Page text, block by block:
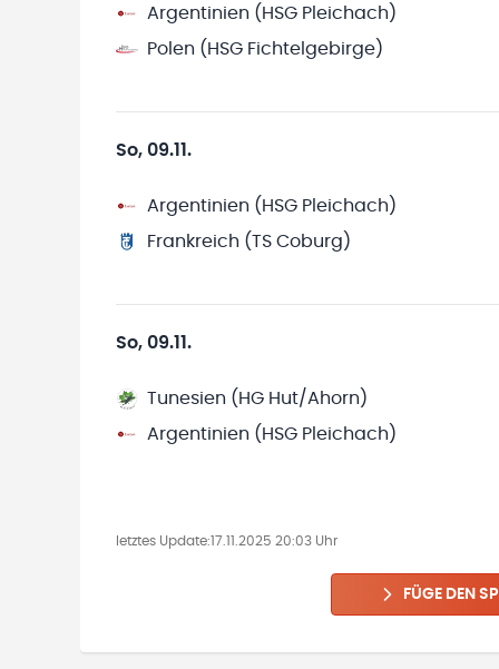
Argentinien (HSG Pleichach)
Polen (HSG Fichtelgebirge)
So, 09.11.
Argentinien (HSG Pleichach)
Frankreich (TS Coburg)
So, 09.11.
Tunesien (HG Hut/Ahorn)
Argentinien (HSG Pleichach)
letztes Update:17.11.2025 20:03 Uhr
FÜGE DEN